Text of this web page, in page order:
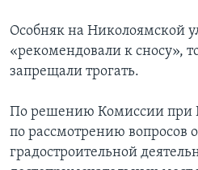
Особняк на Николоямской
«рекомендовали к сносу»,
запрещали трогать.
По решению Комиссии при
по рассмотрению вопросов
градостроительной